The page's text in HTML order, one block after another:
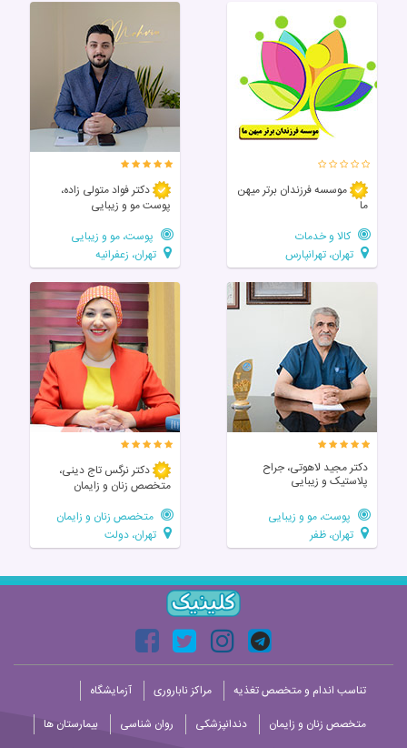
موسسه فرزندان برتر میهن
ما
کالا و خدمات
تهران، تهرانپارس
دکتر فواد متولی زاده،
پوست مو و زیبایی
پوست، مو و زیبایی
تهران، زعفرانیه
دکتر مجید لاهوتی، جراح
پلاستیک و زیبایی
پوست، مو و زیبایی
تهران، ظفر
دکتر نرگس تاج دینی،
متخصص زنان و زایمان
متخصص زنان و زایمان
تهران، دولت
تناسب اندام و متخصص تغذیه مراکز ناباروری
آزمایشگاه
متخصص زنان و زایمان
دندانپزشکی روان شناسی
بیمارستان ها